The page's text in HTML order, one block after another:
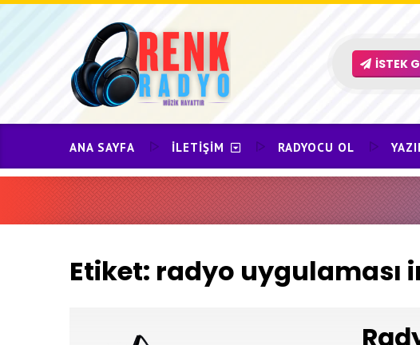
Skip
content
İSTEK
ANA SAYFA İLETIŞIM RADYOCU OL
Etiket: radyo uygulaması